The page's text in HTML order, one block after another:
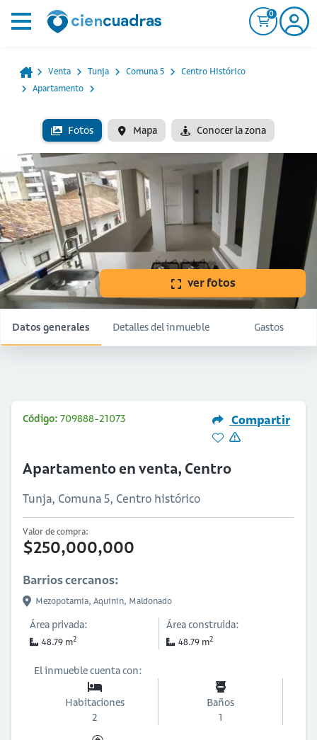
0
Venta Tunja Comuna 5
Centro Histórico
Apartamento
Fotos Mapa Conocer la zona
ver fotos
Datos generales Detalles del inmueble Gastos
Código: 709888-21073 Compartir
Apartamento en venta, Centro
Tunja, Comuna 5, Centro histórico
Valor de compra:
$250,000,000
Barrios cercanos:
Mezopotamia, Aquinin, Maldonado
Área privada:
48.79 m2
Área construida:
48.79 m2
El inmueble cuenta con:
Habitaciones
2
Baños
1